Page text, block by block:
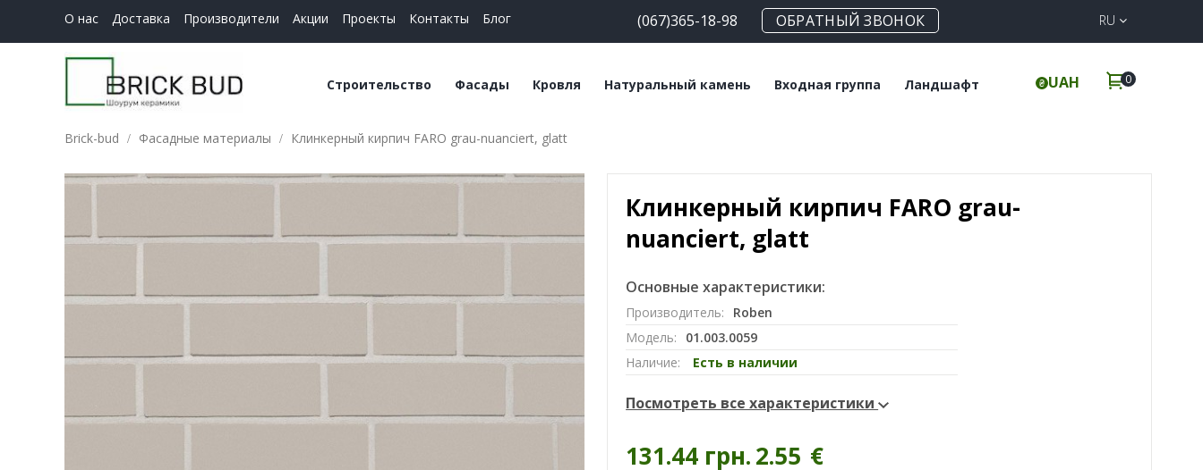
О нас Доставка Производители Акции Проекты Контакты Блог (067)365-18-98 ОБРАТНЫЙ ЗВОНОК RU
Строительство
Керамические блоки
Строительные смеси
Фасады
Плитка клинкерная
Плитка ручной
Кровля
Битумная черепица
Керамическая
Натуральный камень
Травертин
Мрамор
Входная группа
Клинкерные ступени
Ландшафт UAH 0
Brick-bud Фасадные материалы Клинкерный кирпич FARO grau-nuanciert, glatt
Клинкерный кирпич FARO grau-
nuanciert, glatt
Основные характеристики:
Производитель:
Roben
Модель:
01.003.0059
Наличие:
Есть в наличии
Посмотреть все характеристики
131.44 грн.2.55 €